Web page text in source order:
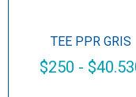
TEE PPR GRIS
$250 - $